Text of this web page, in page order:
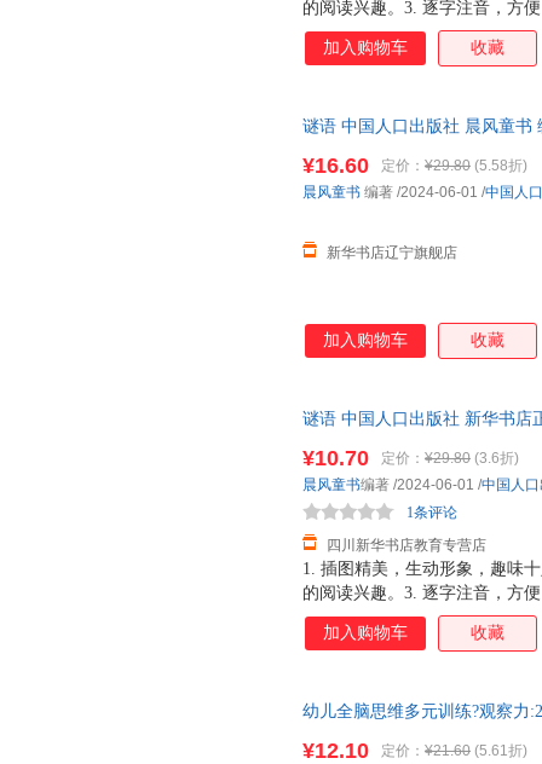
的阅读兴趣。3. 逐字注音，方
习兴趣。 5. 优良纸张，印刷清
加入购物车 收藏
谜语 中国人口出版社 晨风童书
¥16.60 定价： ¥29.80 (5.58折)
新华书店辽宁旗舰店
晨风童书 编著 /2024-06-01 /中国人
加入购物车 收藏
谜语 中国人口出版社 新华书店
1. 插图精美，生动形象，趣味
的阅读兴趣。3. 逐字注音，方
习兴趣。 5. 优良纸张，印刷清
¥10.70 定价： ¥29.80 (3.6折)
四川新华书店教育专营店
1条评论
晨风童书编著 /2024-06-01 /中国人
加入购物车 收藏
幼儿全脑思维多元训练?观察力
¥12.10 定价： ¥21.60 (5.61折)